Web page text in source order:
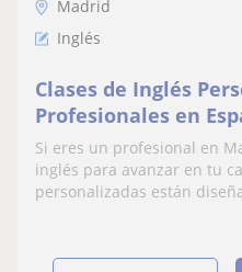
Madrid
Inglés
Clases de Inglés
Profesionales en
Si eres un profesional en
inglés para avanzar en tu
personalizadas están